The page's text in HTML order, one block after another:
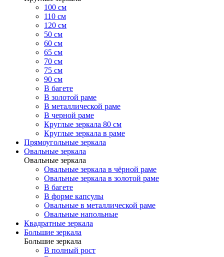
100 см
110 см
120 см
50 см
60 см
65 см
70 см
75 см
90 см
В багете
В золотой раме
В металлической раме
В черной раме
Круглые зеркала 80 см
Круглые зеркала в раме
Прямоугольные зеркала
Овальные зеркала
Овальные зеркала
Овальные зеркала в чёрной раме
Овальные зеркала в золотой раме
В багете
В форме капсулы
Овальные в металлической раме
Овальные напольные
Квадратные зеркала
Большие зеркала
Большие зеркала
В полный рост